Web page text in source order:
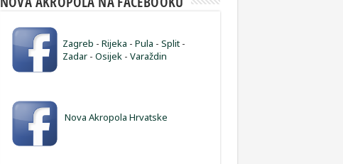
Zagreb - Rijeka - Pula - Split-
Zadar- Osijek- Varaždin
Nova Akropola Hrvatske